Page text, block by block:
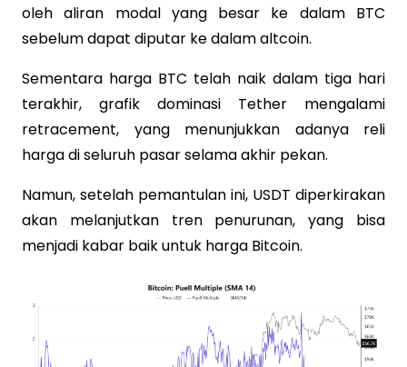
oleh aliran modal yang besar ke dalam BTC
sebelum dapat diputar ke dalam altcoin.
Sementara harga BTC telah naik dalam tiga hari
terakhir, grafik dominasi Tether mengalami
retracement, yang menunjukkan adanya reli
harga di seluruh pasar selama akhir pekan.
Namun, setelah pemantulan ini, USDT diperkirakan
akan melanjutkan tren penurunan, yang bisa
menjadi kabar baik untuk harga Bitcoin.